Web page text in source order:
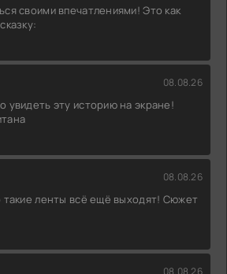
своими впечатлениями! Это как
08.08.26
увидеть эту историю на экране!
08.08.26
такие ленты всё ещё выходят! Сюжет
08.08.26